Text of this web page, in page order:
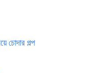
চোদার গল্প